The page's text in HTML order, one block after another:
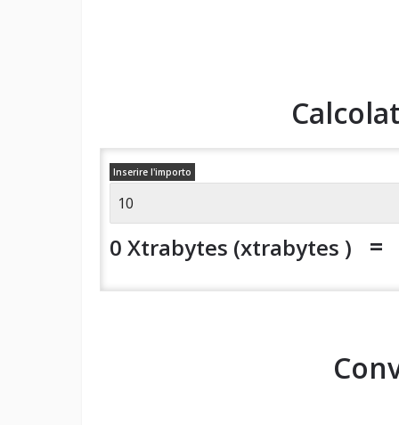
Inserire l'importo
0 Xtrabytes (xtrabytes ) =